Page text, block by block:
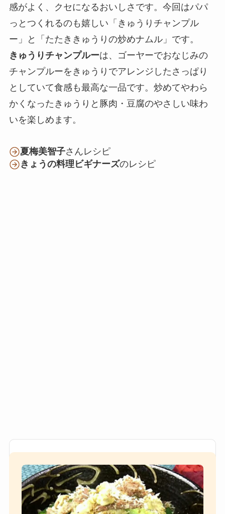
感がよく、クセになるおいしさです。今回はパパ
っとつくれるのも嬉しい「きゅうりチャンプル
ー」と「たたききゅうりの炒めナムル」です。
きゅうりチャンプルーは、ゴーヤーでおなじみの
チャンプルーをきゅうりでアレンジしたさっぱり
としていて食感も最高な一品です。炒めてやわら
かくなったきゅうりと豚肉・豆腐のやさしい味わ
いを楽しめます。
夏梅美智子さんレシピ
きょうの料理ビギナーズのレシピ